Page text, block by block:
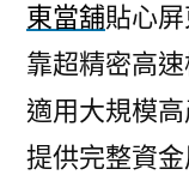
東當舖貼心
靠超精密高
適用大規模
提供完整資